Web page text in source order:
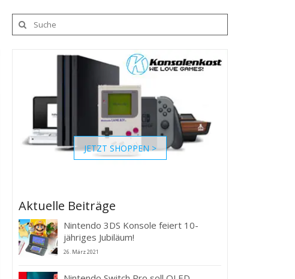
Suche
nach:
JETZT SHOPPEN >
Aktuelle Beiträge
Nintendo 3DS Konsole feiert 10-
jähriges Jubiläum!
26. März 2021